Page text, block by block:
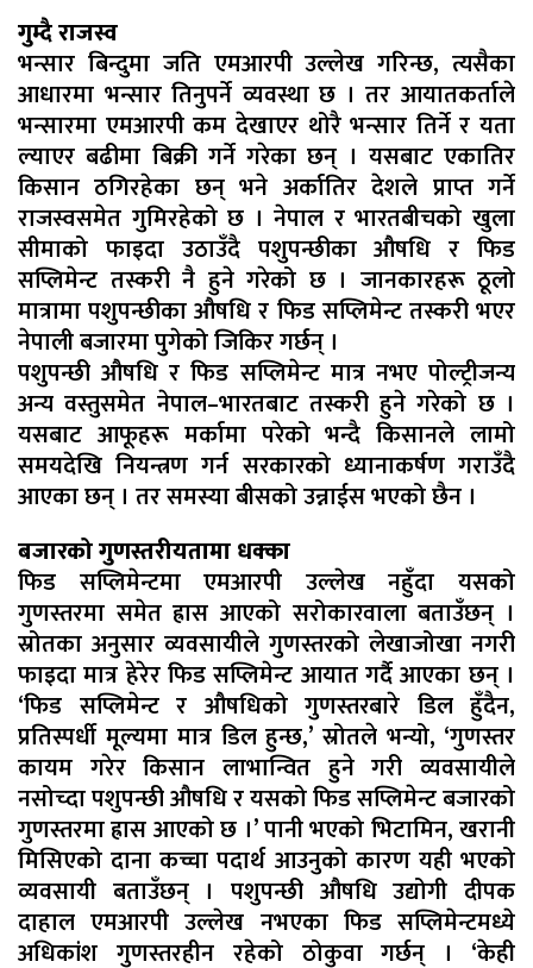
गुम्दै राजस्व
भन्सार बिन्दुमा जति एमआरपी उल्लेख गरिन्छ, त्यसैका
आधारमा भन्सार तिनुपर्ने व्यवस्था छ । तर आयातकर्ताले
भन्सारमा एमआरपी कम देखाएर थोरै भन्सार तिर्ने र यता
ल्याएर बढीमा बिक्री गर्ने गरेका छन् । यसबाट एकातिर
किसान ठगिरहेका छन् भने अर्कातिर देशले प्राप्त गर्ने
राजस्वसमेत गुमिरहेको छ । नेपाल र भारतबीचको खुला
सीमाको फाइदा उठाउँदै पशुपन्छीका औषधि र फिड
सप्लिमेन्ट तस्करी नै हुने गरेको छ । जानकारहरू ठूलो
मात्रामा पशुपन्छीका औषधि र फिड सप्लिमेन्ट तस्करी भएर
नेपाली बजारमा पुगेको जिकिर गर्छन् ।
पशुपन्छी औषधि र फिड सप्लिमेन्ट मात्र नभए पोल्ट्रीजन्य
अन्य वस्तुसमेत नेपाल–भारतबाट तस्करी हुने गरेको छ ।
यसबाट आफूहरू मर्कामा परेको भन्दै किसानले लामो
समयदेखि नियन्त्रण गर्न सरकारको ध्यानाकर्षण गराउँदै
आएका छन् । तर समस्या बीसको उन्नाईस भएको छैन ।
बजारको गुणस्तरीयतामा धक्का
फिड सप्लिमेन्टमा एमआरपी उल्लेख नहुँदा यसको
गुणस्तरमा समेत ह्रास आएको सरोकारवाला बताउँछन् ।
स्रोतका अनुसार व्यवसायीले गुणस्तरको लेखाजोखा नगरी
फाइदा मात्र हेरेर फिड सप्लिमेन्ट आयात गर्दै आएका छन् ।
‘फिड सप्लिमेन्ट र औषधिको गुणस्तरबारे डिल हुँदैन,
प्रतिस्पर्धी मूल्यमा मात्र डिल हुन्छ,’ स्रोतले भन्यो, ‘गुणस्तर
कायम गरेर किसान लाभान्वित हुने गरी व्यवसायीले
नसोच्दा पशुपन्छी औषधि र यसको फिड सप्लिमेन्ट बजारको
गुणस्तरमा ह्रास आएको छ ।’ पानी भएको भिटामिन, खरानी
मिसिएको दाना कच्चा पदार्थ आउनुको कारण यही भएको
व्यवसायी बताउँछन् । पशुपन्छी औषधि उद्योगी दीपक
दाहाल एमआरपी उल्लेख नभएका फिड सप्लिमेन्टमध्ये
अधिकांश गुणस्तरहीन रहेको ठोकुवा गर्छन् । ‘केही